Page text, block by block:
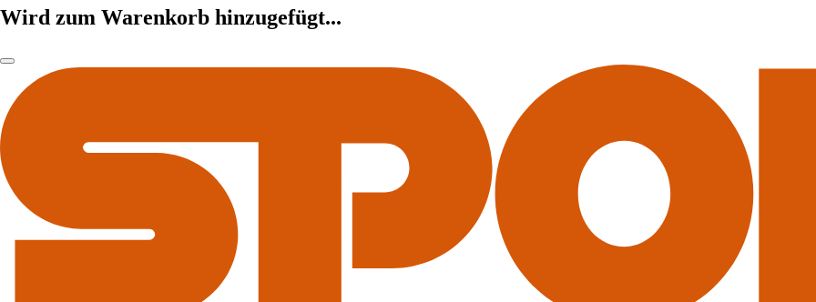
Wird zum Warenkorb hinzugefügt...